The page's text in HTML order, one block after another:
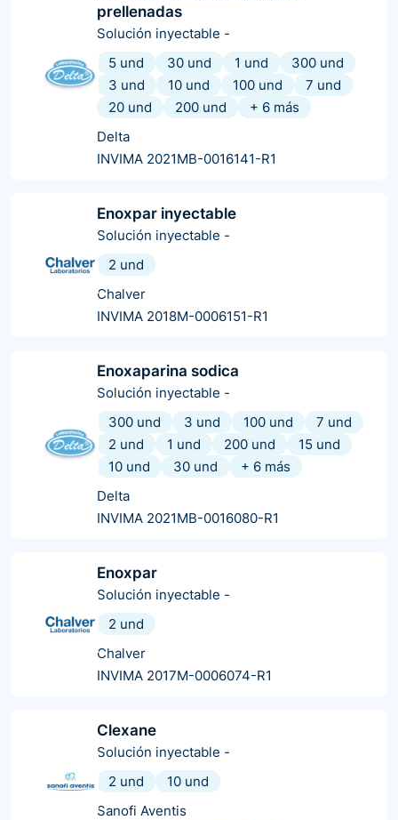
prellenadas
Solución inyectable -
5 und
30 und 1 und
300 und
3 und
10 und 100 und
7 und
20 und
200 und + 6 más
Delta
INVIMA 2021MB-0016141-R1
Enoxpar inyectable
Solución inyectable -
2 und
Chalver
INVIMA 2018M-0006151-R1
Enoxaparina sodica
Solución inyectable -
300 und
3 und 100 und
7 und
2 und
1 und 200 und
15 und
10 und
30 und + 6 más
Delta
INVIMA 2021MB-0016080-R1
Enoxpar
Solución inyectable -
2 und
Chalver
INVIMA 2017M-0006074-R1
Clexane
Solución inyectable -
2 und
10 und
Sanofi Aventis